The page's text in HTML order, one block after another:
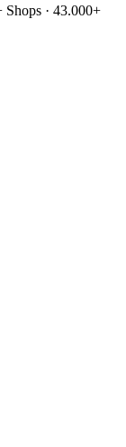
Shops · 43.000+